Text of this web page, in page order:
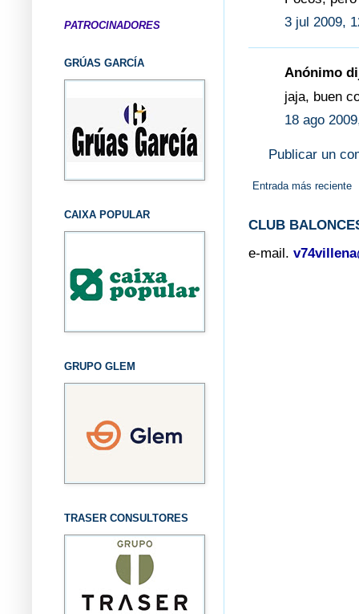
3 jul 2009,
Anónimo
jaja, buen
18 ago
Publicar un
Entrada más reciente
CLUB
e-mail.
PATROCINADORES
GRÚAS GARCÍA
CAIXA POPULAR
GRUPO GLEM
TRASER CONSULTORES